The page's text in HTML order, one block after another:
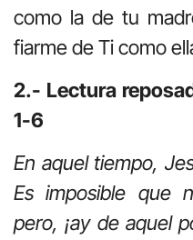
como la de tu
fiarme de Ti como
2.- Lectura
1-6
En aquel tiempo,
Es imposible que
pero, ¡ay de aquel